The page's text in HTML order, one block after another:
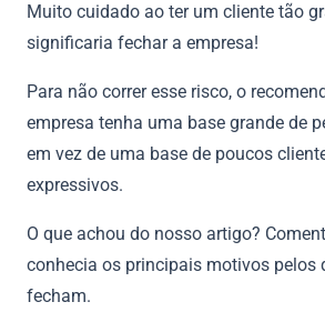
Muito cuidado ao ter um cliente tão
significaria fechar a empresa!
Para não correr esse risco, o
empresa tenha uma base grande de
em vez de uma base de poucos
expressivos.
O que achou do nosso artigo?
conhecia os principais motivos pelos
fecham.